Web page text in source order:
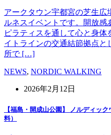
アークタウン宇都宮の芝生広
ルネスイベントです。開放
ピラティスを通して心と身
イトラインの交通結節拠点
所で […]
NEWS, NORDIC WALKING
2026年2月12日
【福島・開成山公園】 ノルディッ
料）